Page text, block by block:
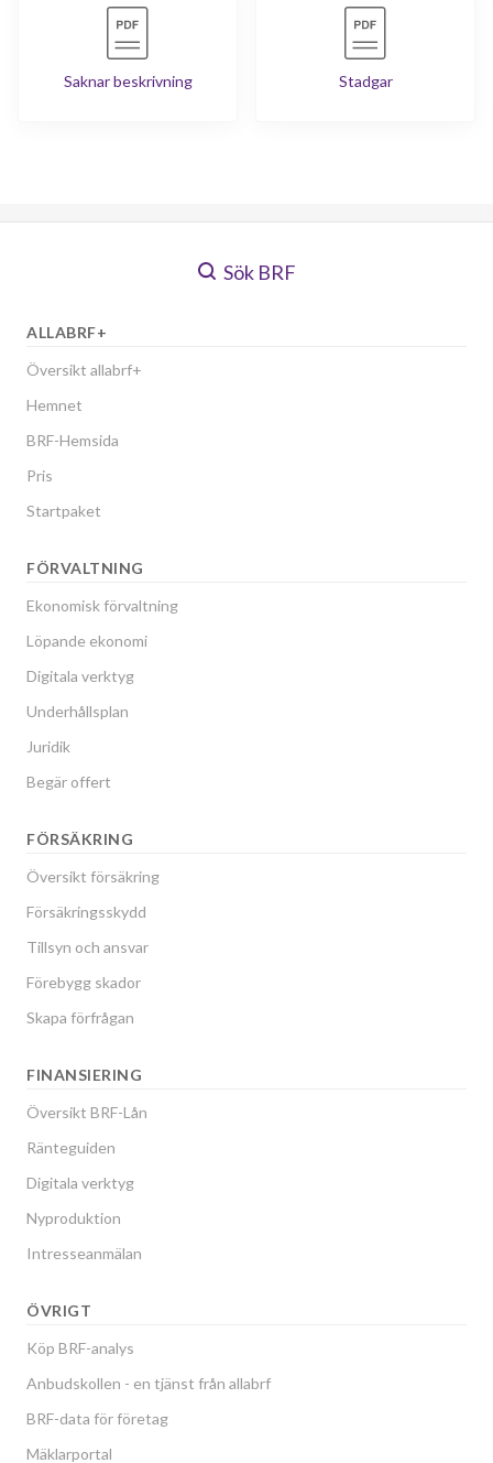
Saknar beskrivning Stadgar
Sök BRF
ALLABRF+
Översikt allabrf+
Hemnet
BRF-Hemsida
Pris
Startpaket
FÖRVALTNING
Ekonomisk förvaltning
Löpande ekonomi
Digitala verktyg
Underhållsplan
Juridik
Begär offert
FÖRSÄKRING
Översikt försäkring
Försäkringsskydd
Tillsyn och ansvar
Förebygg skador
Skapa förfrågan
FINANSIERING
Översikt BRF-Lån
Ränteguiden
Digitala verktyg
Nyproduktion
Intresseanmälan
ÖVRIGT
Köp BRF-analys
Anbudskollen - en tjänst från allabrf
BRF-data för företag
Mäklarportal